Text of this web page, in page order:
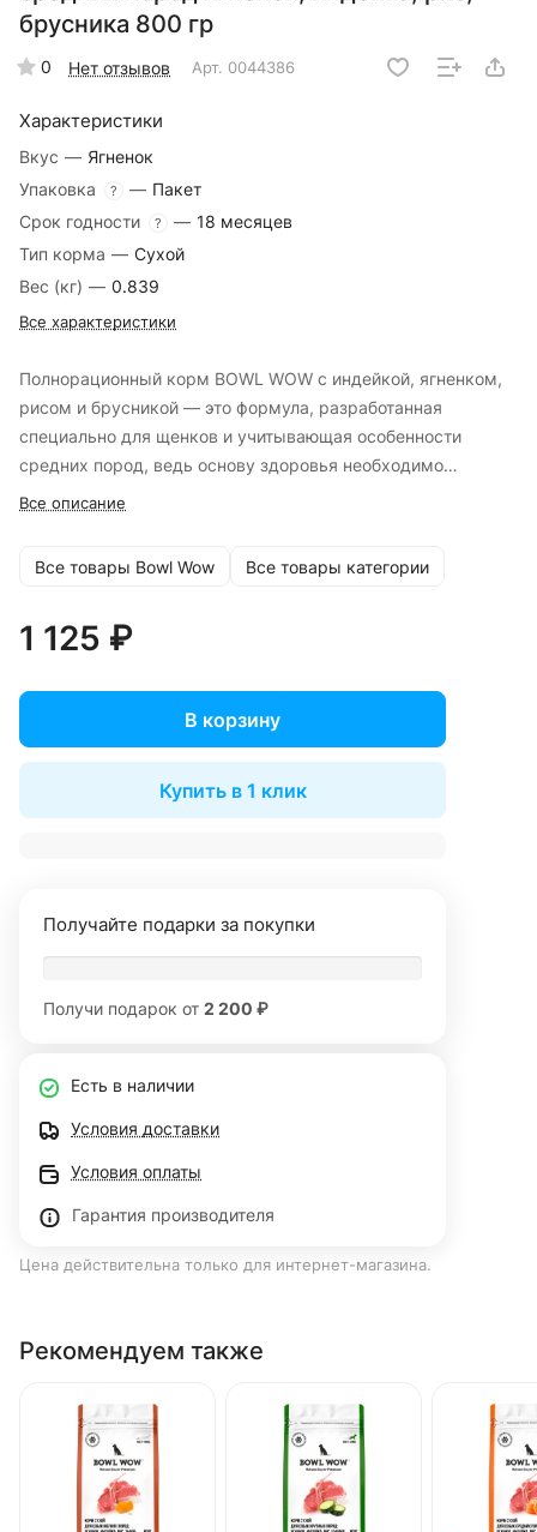
брусника 800 гр
0 Нет отзывов Арт. 0044386
Характеристики
Вкус — Ягненок
Упаковка
? — Пакет
Срок годности
? — 18 месяцев
Тип корма — Сухой
Вес (кг) — 0.839
Все характеристики
Полнорационный корм BOWL WOW с индейкой, ягненком,
рисом и брусникой — это формула, разработанная
специально для щенков и учитывающая особенности
средних пород, ведь основу здоровья необходимо
заложить в самом раннем возрасте.
Все описание
Все товары Bowl Wow Все товары категории
1 125 ₽
В корзину
Купить в 1 клик
Получайте подарки за покупки
Получи подарок от 2 200 ₽
Есть в наличии
Условия доставки
Условия оплаты
Гарантия производителя
Цена действительна только для интернет-магазина.
Рекомендуем также